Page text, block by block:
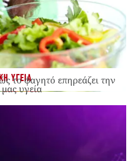
ΥΓΕΙΑ
το φαγητό επηρεάζει την
υγεία